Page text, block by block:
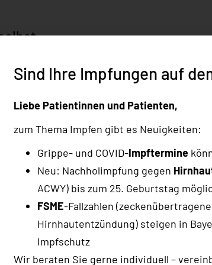
Ihrer ePA zu nehmen, können Sie die
einstellen oder löschen.
darstellen: Nennen Sie Ihrer
Freundeskreis oder Familie
für Befundenutzen, ohne sie
und Krankenkasse
erhalten Praxen
Sind Ihre Impfungen auf
Liebe Patientinnen und Patienten,
zum Thema Impfen gibt es Neuigkeiten:
Grippe- und COVID-Impftermine
Neu: Nachholimpfung gegen
ACWY) bis zum 25. Geburtstag
FSME-Fallzahlen
Hirnhautentzündung) steigen in
Impfschutz
Wir beraten Sie gerne individuell –